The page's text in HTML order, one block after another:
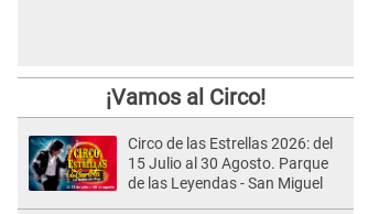
¡Vamos al Circo!
Circo de las Estrellas 2026: del
15 Julio al 30 Agosto. Parque
de las Leyendas - San Miguel